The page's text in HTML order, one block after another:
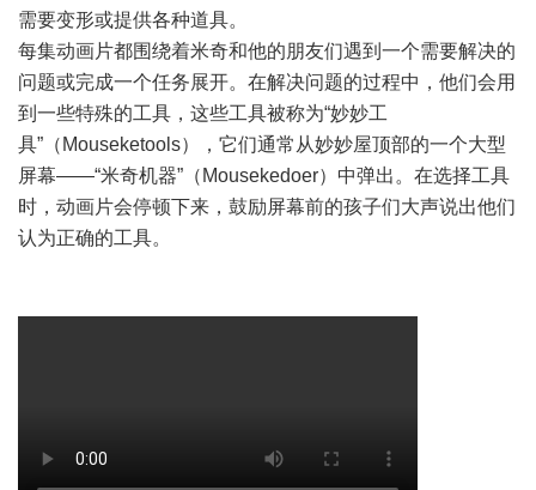
需要变形或提供各种道具。
每集动画片都围绕着米奇和他的朋友们遇到一个需要解决的
问题或完成一个任务展开。在解决问题的过程中，他们会用
到一些特殊的工具，这些工具被称为“妙妙工
具”（Mouseketools），它们通常从妙妙屋顶部的一个大型
屏幕——“米奇机器”（Mousekedoer）中弹出。在选择工具
时，动画片会停顿下来，鼓励屏幕前的孩子们大声说出他们
认为正确的工具。